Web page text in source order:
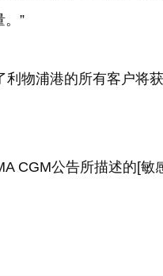
”
物浦港的所有客户将
CGM公告所描述的[敏